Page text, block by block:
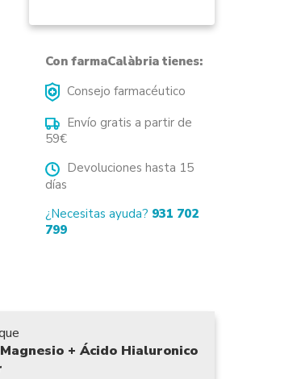
Con farmaCalàbria tienes:
Consejo farmacéutico
Envío gratis a partir de
59€
Devoluciones hasta 15
días
¿Necesitas ayuda? 931 702
799
+ Ácido Hialuronico